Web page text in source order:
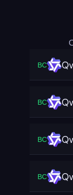
ВС
ВС
ВС
ВС